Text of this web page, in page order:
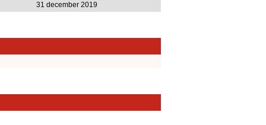
31 december 2019